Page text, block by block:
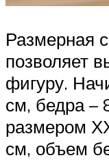
Размерная
позволяет
фигуру.
см, бедра –
размером
см, объем